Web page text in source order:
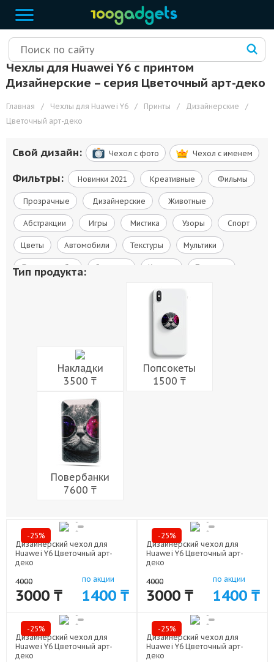
Чехлы для Huawei Y6 с принтом
Дизайнерские – cерия Цветочный арт-деко
Главная / Чехлы для Huawei Y6 / Принты / Дизайнерские
/
Цветочный арт-деко
Свой дизайн: Чехол c фото Чехол c именем
Фильтры: Новинки 2021 Креативные Фильмы
Прозрачные Дизайнерские Животные
Абстракции Игры Мистика Узоры Спорт
Цветы Автомобили Текстуры Мультики
Флаги и гербы Сериалы Космос Природа
Праздники
Тип продукта:
Накладки
3500 ₸
Попсокеты
1500 ₸
Повербанки
7600 ₸
-25%
Дизайнерский чехол для
Huawei Y6 Цветочный арт-
деко
пластиковый)
арт: 36143-1901
4000
3000 ₸
по акции
1400 ₸
-25%
Дизайнерский чехол для
Huawei Y6 Цветочный арт-
деко
пластиковый)
арт: 36143-1899
4000
3000 ₸
по акции
1400 ₸
-25%
Дизайнерский чехол для
Huawei Y6 Цветочный арт-
деко
-25%
Дизайнерский чехол для
Huawei Y6 Цветочный арт-
деко